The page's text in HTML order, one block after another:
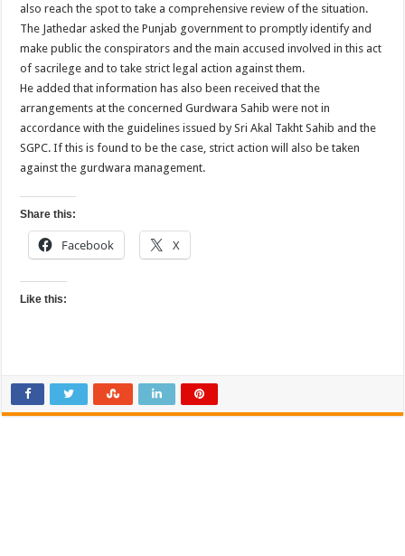
also reach the spot to take a comprehensive review of the situation.
The Jathedar asked the Punjab government to promptly identify and
make public the conspirators and the main accused involved in this act
of sacrilege and to take strict legal action against them.
He added that information has also been received that the
arrangements at the concerned Gurdwara Sahib were not in
accordance with the guidelines issued by Sri Akal Takht Sahib and the
SGPC. If this is found to be the case, strict action will also be taken
against the gurdwara management.
Share this:
Facebook X
Like this: